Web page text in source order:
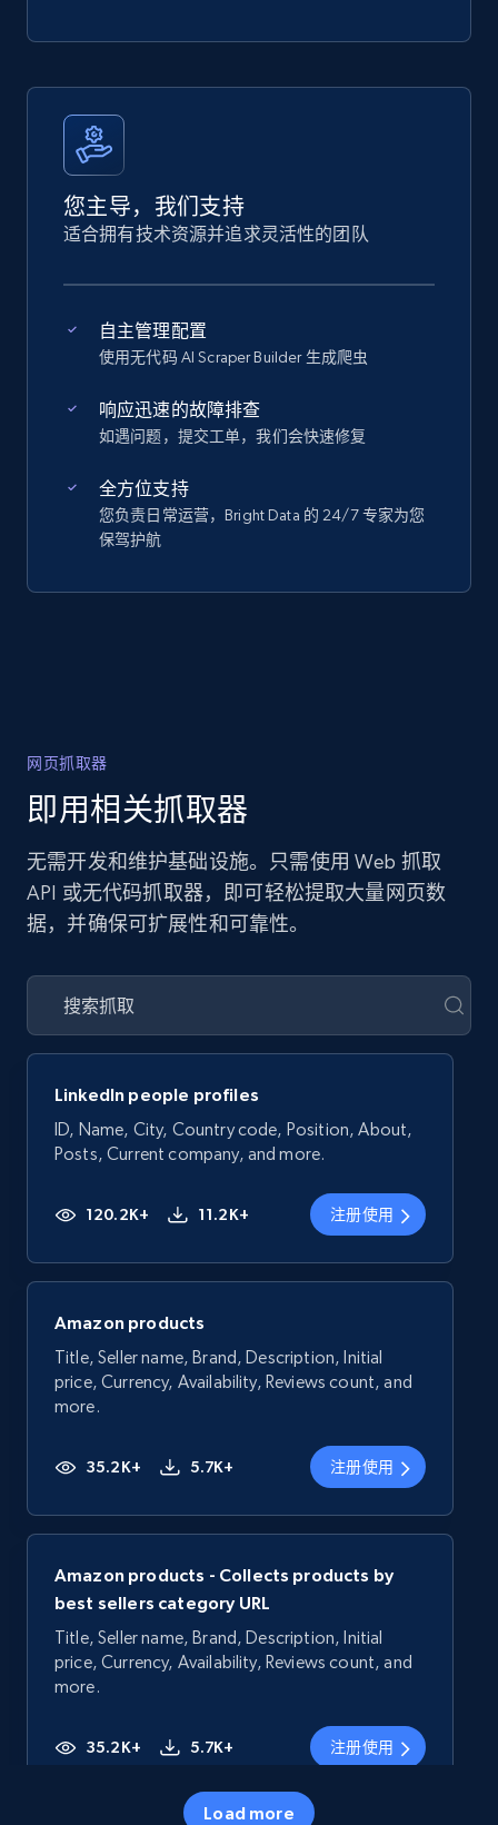
您主导，我们支持
适合拥有技术资源并追求灵活性的团队
自主管理配置
使用无代码 AI Scraper Builder 生成爬虫
响应迅速的故障排查
如遇问题，提交工单，我们会快速修复
全方位支持
您负责日常运营，Bright Data 的 24/7 专家为您
保驾护航
网页抓取器
即用相关抓取器
无需开发和维护基础设施。只需使用 Web 抓取
API 或无代码抓取器，即可轻松提取大量网页数
据，并确保可扩展性和可靠性。
LinkedIn people profiles
ID, Name, City, Country code, Position, About,
Posts, Current company, and more.
120.2K+ 11.2K+ 注册使用
Amazon products
Title, Seller name, Brand, Description, Initial
price, Currency, Availability, Reviews count, and
more.
35.2K+ 5.7K+ 注册使用
Amazon products - Collects products by
best sellers category URL
Title, Seller name, Brand, Description, Initial
price, Currency, Availability, Reviews count, and
more.
35.2K+ 5.7K+ 注册使用
Load more